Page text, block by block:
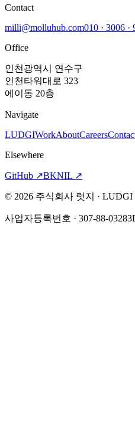
Contact
milli@molluhub.com010 · 3006 ·
Office
인천광역시 연수구
인천타워대로 323
에이동 20층
Navigate
LUDGIWorkAboutCareers
Elsewhere
GitHub ↗BKNIL ↗
© 2026 주식회사 럿지 · LUDGI
사업자등록번호 · 307-88-03283